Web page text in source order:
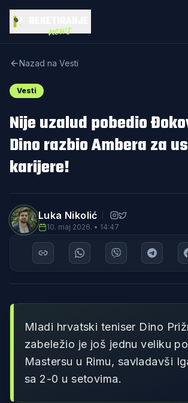
news
Nazad na Vesti
Vesti
Nije uzalud pobedio
Dino razbio Ambera za
karijere!
Luka Nikolić
10. maj 2026. • 14:47
Mladi hrvatski teniser Dino
zabeležio je još jednu veliku
Mastersu u Rimu, savladavši
sa 2-0 u setovima.